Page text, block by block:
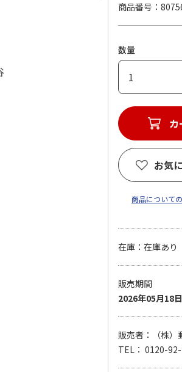
商品番号
数量
カ
お気
商品について
在庫：在庫あり
販売期間
2026年05月18
販売者：（株）
TEL： 0120-